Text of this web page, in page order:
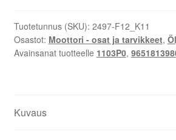
Tuotetunnus (SKU): 2497-F12_K11
Osastot: Moottori - osat ja tarvikkeet,
Avainsanat tuotteelle 1103P0,
Kuvaus